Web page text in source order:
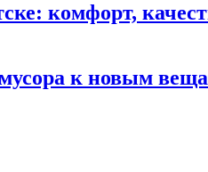
комфорт,
к новым